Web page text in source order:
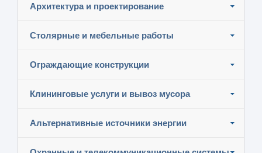
Архитектура и проектирование
Столярные и мебельные работы
Ограждающие конструкции
Клининговые услуги и вывоз мусора
Альтернативные источники энергии